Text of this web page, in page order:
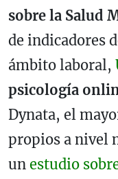
sobre la Salud
de indicadores
ámbito laboral,
psicología
Dynata, el
propios a nivel
un estudio